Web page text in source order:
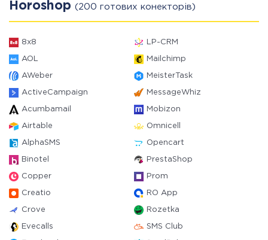
Horoshop (200 готових конекторів)
8x8 LP-CRM
AOL Mailchimp
AWeber MeisterTask
ActiveCampaign MessageWhiz
Acumbamail Mobizon
Airtable Omnicell
AlphaSMS Opencart
Binotel PrestaShop
Copper Prom
Creatio RO App
Crove Rozetka
Evecalls SMS Club